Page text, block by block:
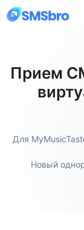
Прием
Для
Новый